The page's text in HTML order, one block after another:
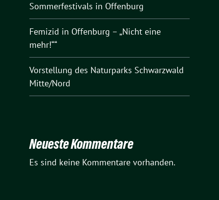
Sommerfestivals in Offenburg
Femizid in Offenburg – „Nicht eine
mehr!““
Vorstellung des Naturparks Schwarzwald
Mitte/Nord
Neueste Kommentare
Es sind keine Kommentare vorhanden.